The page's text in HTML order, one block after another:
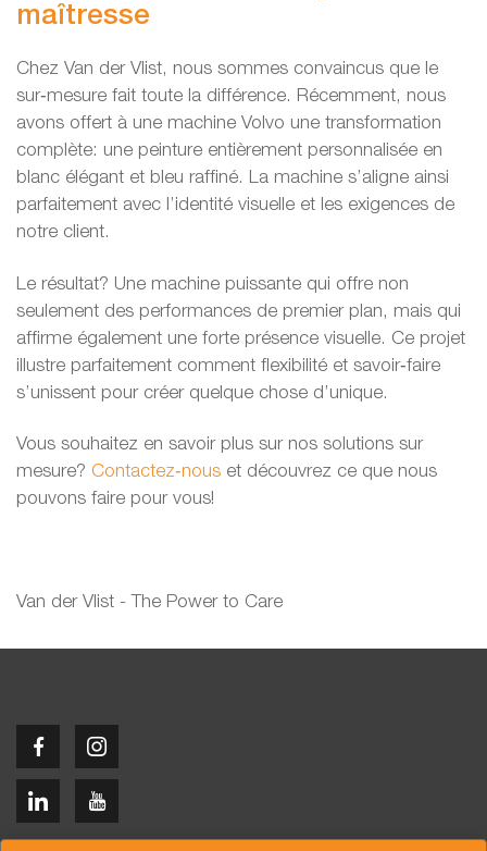
maîtresse
Chez Van der Vlist, nous sommes convaincus que le
sur‑mesure fait toute la différence. Récemment, nous
avons offert à une machine Volvo une transformation
complète: une peinture entièrement personnalisée en
blanc élégant et bleu raffiné. La machine s’aligne ainsi
parfaitement avec l’identité visuelle et les exigences de
notre client.
Le résultat? Une machine puissante qui offre non
seulement des performances de premier plan, mais qui
affirme également une forte présence visuelle. Ce projet
illustre parfaitement comment flexibilité et savoir‑faire
s’unissent pour créer quelque chose d’unique.
Vous souhaitez en savoir plus sur nos solutions sur
mesure? Contactez‑nous et découvrez ce que nous
pouvons faire pour vous!
Van der Vlist - The Power to Care